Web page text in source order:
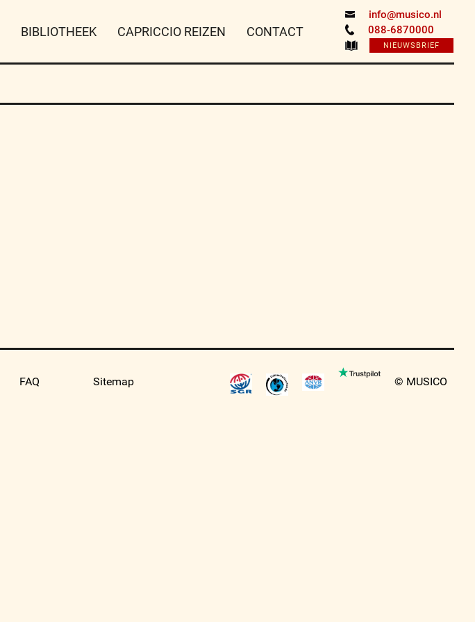
info@musico.nl
088-6870000
NIEUWSBRIEF
BIBLIOTHEEK CAPRICCIO REIZEN CONTACT
FAQ Sitemap © MUSICO